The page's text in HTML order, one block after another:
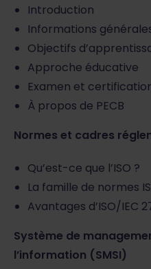
Introduction
Informations
Objectifs
Approche éducative
Examen et
À propos de PECB
Normes et cadres
Qu’est-ce que l’ISO ?
La famille de normes
Avantages d’ISO/IEC
Système de
l’information (SMSI)